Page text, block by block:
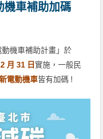
機車補助加碼
機車補助計畫」於
月 31 日實施，一般民
電動機車皆有加碼 !